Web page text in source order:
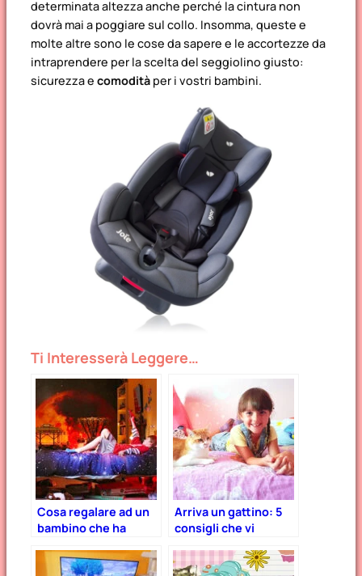
determinata altezza anche perché la cintura non
dovrà mai a poggiare sul collo. Insomma, queste e
molte altre sono le cose da sapere e le accortezze da
intraprendere per la scelta del seggiolino giusto:
sicurezza e comodità per i vostri bambini.
Ti Interesserà Leggere…
Cosa regalare ad un
bambino che ha
infallibili.
Arriva un gattino: 5
consigli che vi
vita!